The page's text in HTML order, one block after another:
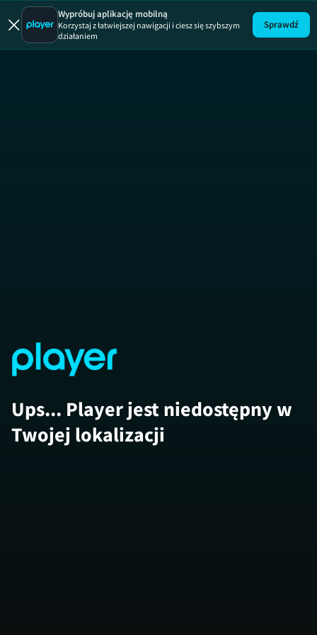
Nicea
Wypróbuj aplikację mobilną
Korzystaj z łatwiejszej nawigacji i ciesz się szybszym
działaniem
Sprawdź
Ups... Player jest niedostępny w
Twojej lokalizacji